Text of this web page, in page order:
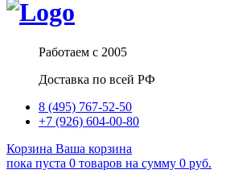
Работаем с 2005
Доставка по всей РФ
8 (495) 767-52-50
+7 (926) 604-00-80
Корзина Ваша корзина
пока пуста 0 товаров на сумму 0 руб.